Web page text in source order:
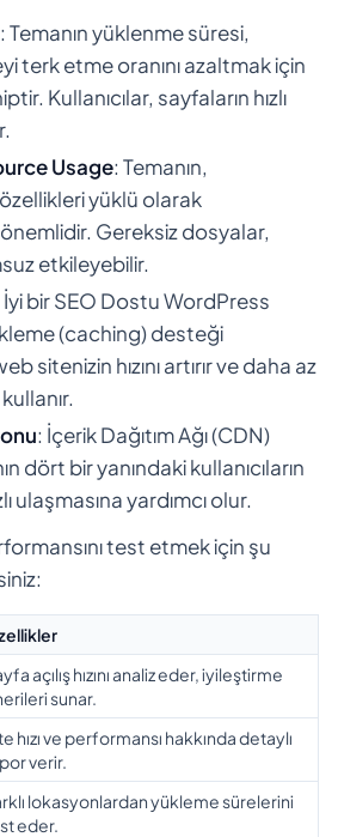
: Temanın yüklenme süresi,
terk etme oranını azaltmak için
Kullanıcılar, sayfaların hızlı
Usage: Temanın,
özellikleri yüklü olarak
önemlidir. Gereksiz dosyalar,
etkileyebilir.
İyi bir SEO Dostu WordPress
(caching) desteği
sitenizin hızını artırır ve daha az
: İçerik Dağıtım Ağı (CDN)
dört bir yanındaki kullanıcıların
ulaşmasına yardımcı olur.
test etmek için şu
açılış hızını analiz eder, iyileştirme
sunar.
hızı ve performansı hakkında detaylı
verir.
lokasyonlardan yükleme sürelerini
eder.